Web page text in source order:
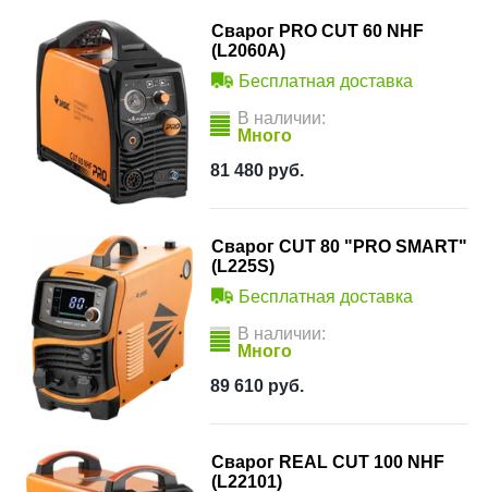
Сварог PRO CUT 60 NHF
(L2060A)
Бесплатная доставка
В наличии:
Много
81 480 руб.
Сварог CUT 80 "PRO SMART"
(L225S)
Бесплатная доставка
В наличии:
Много
89 610 руб.
Сварог REAL CUT 100 NHF
(L22101)